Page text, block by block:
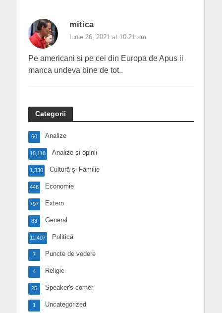
mitica
Iunie 26, 2021 at 10:21 am
Pe americani si pe cei din Europa de Apus ii
manca undeva bine de tot..
Categorii
Analize
60
Analize și opinii
18,118
Cultură și Familie
1,330
Economie
446
Extern
797
General
83
Politică
11,407
Puncte de vedere
7
Religie
4
Speaker's corner
25
Uncategorized
1